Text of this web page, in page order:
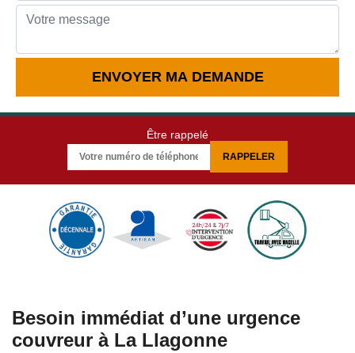
Être rappelé
Besoin immédiat d’une urgence
couvreur à La Llagonne